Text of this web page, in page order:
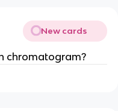
New cards
chromatogram?